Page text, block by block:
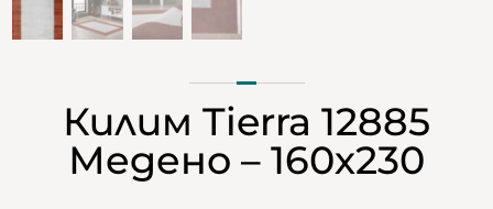
Килим Tierra 12885
Медено – 160х230